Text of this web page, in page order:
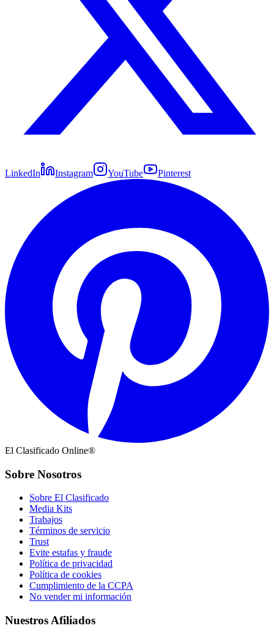
LinkedIn Instagram YouTube Pinterest
El Clasificado Online®
Sobre Nosotros
Sobre El Clasificado
Media Kits
Trabajos
Términos de servicio
Trust
Evite estafas y fraude
Política de privacidad
Política de cookies
Cumplimiento de la CCPA
No vender mi información
Nuestros Afiliados